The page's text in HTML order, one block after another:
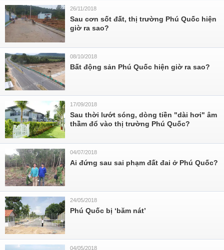
26/11/2018
Sau cơn sốt đất, thị trường Phú Quốc hiện
giờ ra sao?
08/10/2018
Bất động sản Phú Quốc hiện giờ ra sao?
17/09/2018
Sau thời lướt sóng, dòng tiền "dài hơi" âm
thầm đổ vào thị trường Phú Quốc?
04/07/2018
Ai đứng sau sai phạm đất đai ở Phú Quốc?
24/05/2018
Phú Quốc bị ‘băm nát’
04/05/2018